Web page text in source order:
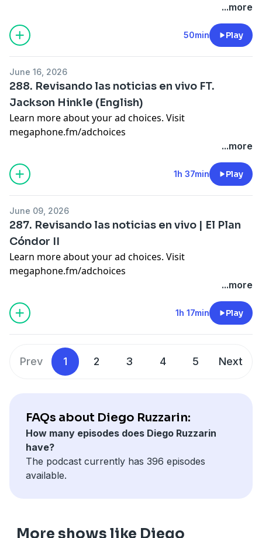
...more
50min Play
June 16, 2026
288. Revisando las noticias en vivo FT.
Jackson Hinkle (English)
Learn more about your ad choices. Visit
megaphone.fm/adchoices
...more
1h 37min Play
June 09, 2026
287. Revisando las noticias en vivo | El Plan
Cóndor II
Learn more about your ad choices. Visit
megaphone.fm/adchoices
...more
1h 17min Play
Prev 1 2 3 4 5 Next
FAQs about Diego Ruzzarin:
How many episodes does Diego Ruzzarin
have?
The podcast currently has 396 episodes
available.
More shows like Diego